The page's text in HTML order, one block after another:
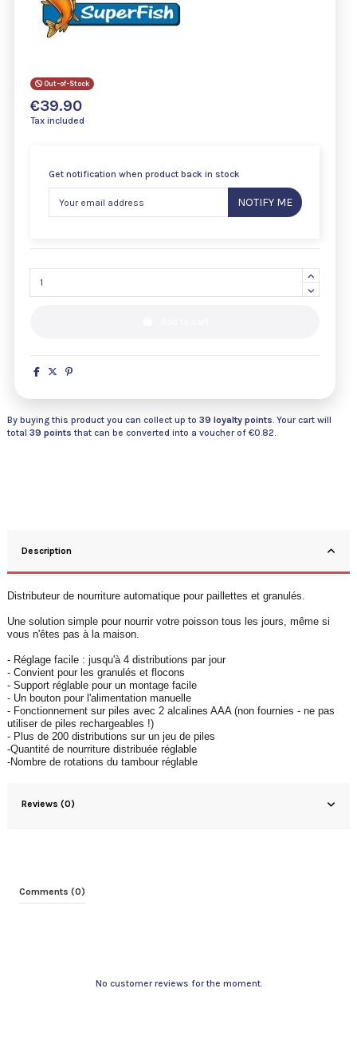
Out-of-Stock
€39.90
Tax included
Get notification when product back in stock
NOTIFY ME
By buying this product you can collect up to 39 loyalty points. Your cart will
total 39 points that can be converted into a voucher of €0.82.
Description
Distributeur de nourriture automatique pour paillettes et granulés.
Une solution simple pour nourrir votre poisson tous les jours, même si
vous n'êtes pas à la maison.
- Réglage facile : jusqu'à 4 distributions par jour
- Convient pour les granulés et flocons
- Support réglable pour un montage facile
- Un bouton pour l'alimentation manuelle
- Fonctionnement sur piles avec 2 alcalines AAA (non fournies - ne pas
utiliser de piles rechargeables !)
- Plus de 200 distributions sur un jeu de piles
-Quantité de nourriture distribuée réglable
-Nombre de rotations du tambour réglable
Reviews (0)
Comments (0)
No customer reviews for the moment.